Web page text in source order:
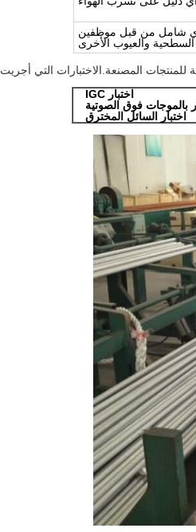
شامل من قبل موظفين
والعيوب الأخرى
للمنتجات المصنعة.الاختبارات التي أجريت
اختبار IGC
بالموجات فوق الصوتية
اختبار السائل المخترق